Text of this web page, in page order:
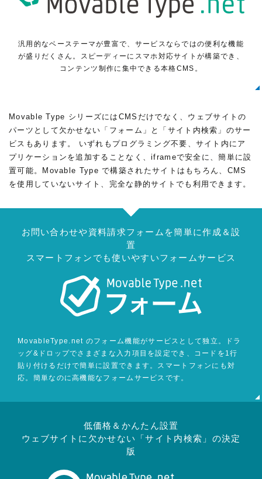
汎用的なベーステーマが豊富で、サービスならではの便利な機能
が盛りだくさん。スピーディーにスマホ対応サイトが構築でき、
コンテンツ制作に集中できる本格CMS。
Movable Type シリーズにはCMSだけでなく、ウェブサイトの
パーツとして欠かせない「フォーム」と「サイト内検索」のサー
ビスもあります。 いずれもプログラミング不要、サイト内にア
プリケーションを追加することなく、iframeで安全に、簡単に設
置可能。Movable Type で構築されたサイトはもちろん、CMS
を使用していないサイト、完全な静的サイトでも利用できます。
お問い合わせや資料請求フォームを簡単に作成＆設
置
スマートフォンでも使いやすいフォームサービス
MovableType.net のフォーム機能がサービスとして独立。ドラ
ッグ&ドロップでさまざまな入力項目を設定でき、コードを1行
貼り付けるだけで簡単に設置できます。スマートフォンにも対
応。簡単なのに高機能なフォームサービスです。
低価格＆かんたん設置
ウェブサイトに欠かせない「サイト内検索」の決定
版